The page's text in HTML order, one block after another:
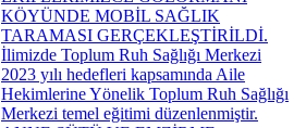
KÖYÜNDE MOBİL SAĞLIK
TARAMASI GERÇEKLEŞTİRİLDİ.
İlimizde Toplum Ruh Sağlığı Merkezi
2023 yılı hedefleri kapsamında Aile
Hekimlerine Yönelik Toplum Ruh Sağlığı
Merkezi temel eğitimi düzenlenmiştir.